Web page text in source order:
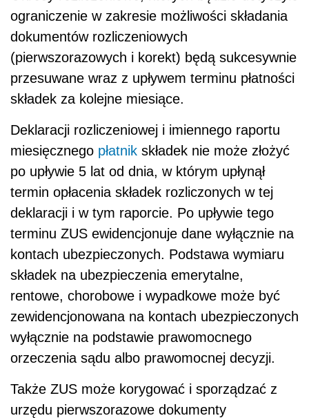
ograniczenie w zakresie możliwości składania
dokumentów rozliczeniowych
(pierwszorazowych i korekt) będą sukcesywnie
przesuwane wraz z upływem terminu płatności
składek za kolejne miesiące.
Deklaracji rozliczeniowej i imiennego raportu
miesięcznego płatnik składek nie może złożyć
po upływie 5 lat od dnia, w którym upłynął
termin opłacenia składek rozliczonych w tej
deklaracji i w tym raporcie. Po upływie tego
terminu ZUS ewidencjonuje dane wyłącznie na
kontach ubezpieczonych. Podstawa wymiaru
składek na ubezpieczenia emerytalne,
rentowe, chorobowe i wypadkowe może być
zewidencjonowana na kontach ubezpieczonych
wyłącznie na podstawie prawomocnego
orzeczenia sądu albo prawomocnej decyzji.
Także ZUS może korygować i sporządzać z
urzędu pierwszorazowe dokumenty